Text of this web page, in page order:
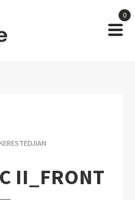
0
II_FRONT